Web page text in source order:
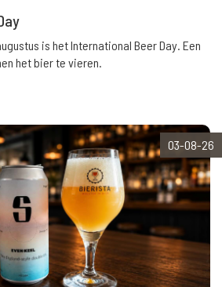
is het International Beer Day. Een
het bier te vieren.
03-08-26